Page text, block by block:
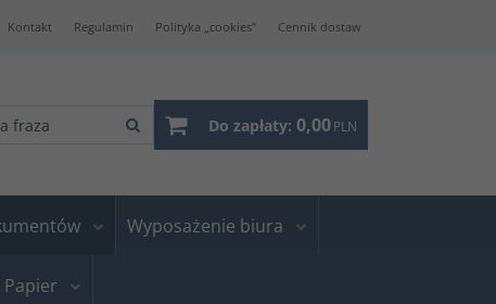
Kontakt Regulamin Polityka „cookies” Cennik dostaw
Do zapłaty: 0,00PLN
Wyposażenie biura
Papier